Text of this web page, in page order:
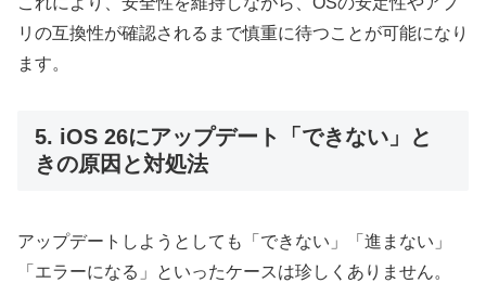
リの互換性が確認されるまで慎重に待つことが可能になり
ます。
5. iOS 26にアップデート「できない」と
きの原因と対処法
アップデートしようとしても「できない」「進まない」
「エラーになる」といったケースは珍しくありません。